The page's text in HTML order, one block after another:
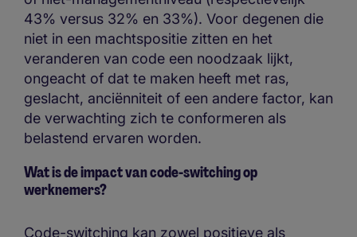
43% versus 32% en 33%). Voor degenen die
niet in een machtspositie zitten en het
veranderen van code een noodzaak lijkt,
ongeacht of dat te maken heeft met ras,
geslacht, anciënniteit of een andere factor, kan
de verwachting zich te conformeren als
belastend ervaren worden.
Wat is de impact van code-switching op
werknemers?
Code-switching kan zowel positieve als